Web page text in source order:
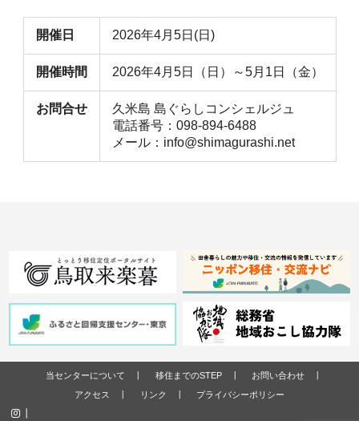
開催日 2026年4月5日(日)
開催時間 2026年4月5日（日）～5月1日（金）
お問合せ
久米島 島ぐらしコンシェルジュ
電話番号：098-894-6488
メール：info@shimagurashi.net
当センターについて 移住までのSTEP
お問い合わせ
アクセス
リンク プライバシーポリシー